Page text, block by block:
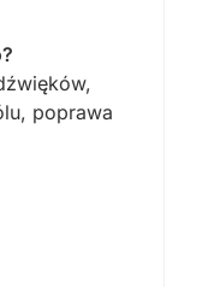
poprawa